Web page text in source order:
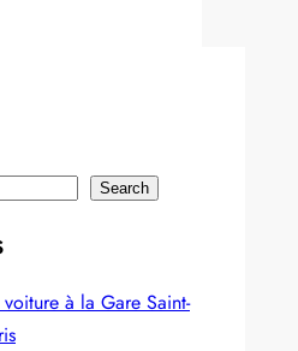
Search
à la Gare Saint-